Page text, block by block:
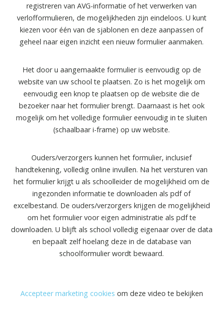
registreren van AVG-informatie of het verwerken van
verlofformulieren, de mogelijkheden zijn eindeloos. U kunt
kiezen voor één van de sjablonen en deze aanpassen of
geheel naar eigen inzicht een nieuw formulier aanmaken.
Het door u aangemaakte formulier is eenvoudig op de
website van uw school te plaatsen. Zo is het mogelijk om
eenvoudig een knop te plaatsen op de website die de
bezoeker naar het formulier brengt. Daarnaast is het ook
mogelijk om het volledige formulier eenvoudig in te sluiten
(schaalbaar i-frame) op uw website.
Ouders/verzorgers kunnen het formulier, inclusief
handtekening, volledig online invullen. Na het versturen van
het formulier krijgt u als schoolleider de mogelijkheid om de
ingezonden informatie te downloaden als pdf of
excelbestand. De ouders/verzorgers krijgen de mogelijkheid
om het formulier voor eigen administratie als pdf te
downloaden. U blijft als school volledig eigenaar over de data
en bepaalt zelf hoelang deze in de database van
schoolformulier wordt bewaard.
···
Accepteer marketing cookies om deze video te bekijken